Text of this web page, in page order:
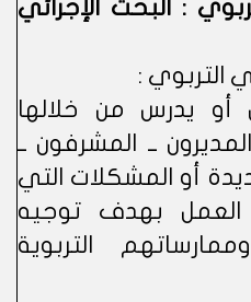
: البحث الإجرائي
التربوي :
أو يدرس من خلالها
ــ المشرفون ــ
أو المشكلات التي
بهدف توجيه
التربوية